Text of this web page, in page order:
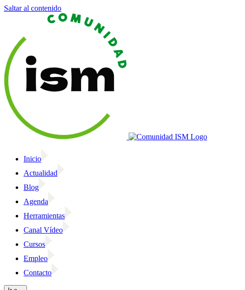
Saltar al contenido
Inicio
Actualidad
Blog
Agenda
Herramientas
Canal Vídeo
Cursos
Empleo
Contacto